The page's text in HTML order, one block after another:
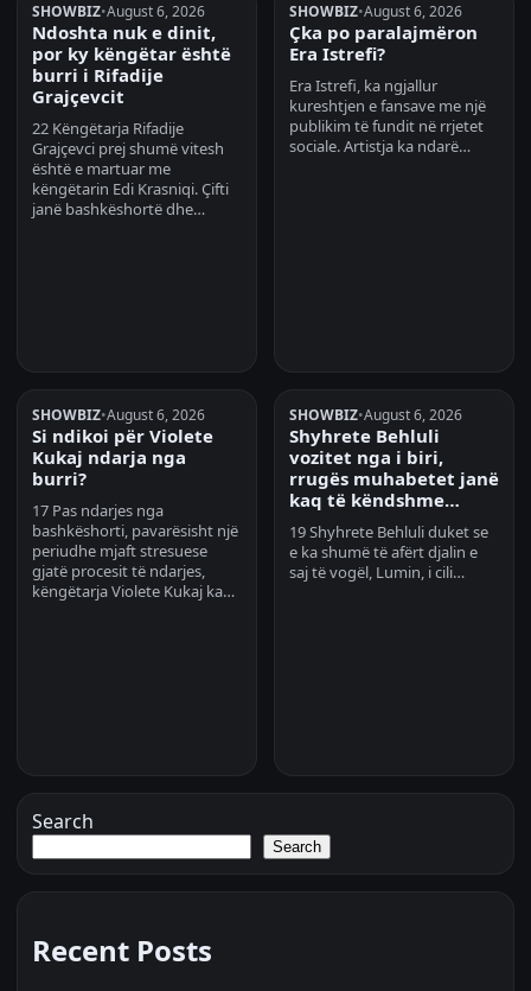
SHOWBIZ•August 6, 2026
Ndoshta nuk e dinit,
por ky këngëtar është
burri i Rifadije
Grajçevcit
22 Këngëtarja Rifadije
Grajçevci prej shumë vitesh
është e martuar me
këngëtarin Edi Krasniqi. Çifti
janë bashkëshortë dhe…
SHOWBIZ•August 6, 2026
Çka po paralajmëron
Era Istrefi?
Era Istrefi, ka ngjallur
kureshtjen e fansave me një
publikim të fundit në rrjetet
sociale. Artistja ka ndarë…
SHOWBIZ•August 6, 2026
Si ndikoi për Violete
Kukaj ndarja nga
burri?
17 Pas ndarjes nga
bashkëshorti, pavarësisht një
periudhe mjaft stresuese
gjatë procesit të ndarjes,
këngëtarja Violete Kukaj ka…
SHOWBIZ•August 6, 2026
Shyhrete Behluli
vozitet nga i biri,
rrugës muhabetet janë
kaq të këndshme…
19 Shyhrete Behluli duket se
e ka shumë të afërt djalin e
saj të vogël, Lumin, i cili…
Search
Search
Recent Posts